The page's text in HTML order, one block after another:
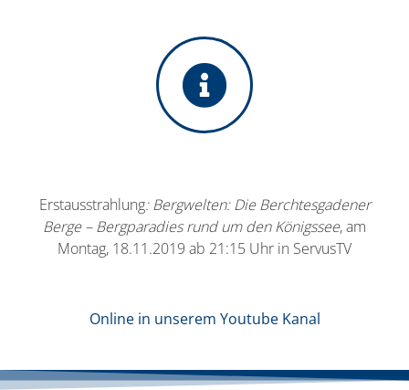
Erstausstrahlung: Bergwelten: Die Berchtesgadener
Berge – Bergparadies rund um den Königssee, am
Montag, 18.11.2019 ab 21:15 Uhr in ServusTV
Online in unserem Youtube Kanal